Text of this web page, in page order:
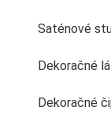
Saténové
Dekoračné
Dekoračné